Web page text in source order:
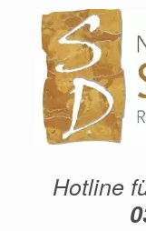
springen
Hotline